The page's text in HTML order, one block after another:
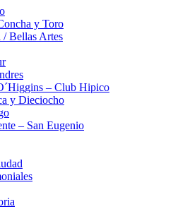
y Toro
Bellas Artes
– Club Hipico
y Dieciocho
– San Eugenio